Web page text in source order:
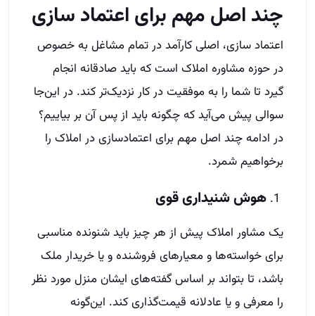
چند اصل مهم برای اعتماد سازی
اعتماد سازی، اصلی کارآمد در تمام مشاغل به خصوص
در حوزه مشاوره املاک است که باید صادقانه انجام
گیرد‌ تا شما را به موفقیت در کار نزدیک‌تر ‌کند. در این‌جا
سوالی پیش می‌آید که چگونه باید از پس آن بر بیاییم؟
در ادامه چند اصل مهم برای اعتمادسازی در املاک را
برخواهیم شمرد.
هوش‌ شنیداری قوی
یک مشاور املاک پیش از هر چیز باید شنونده‌ مناسبی
برای خواسته‌ها و معیارهای فروشنده و یا خریدار ملک
باشد، تا بتواند بر اساس گفته‌های ایشان منزل مورد نظر
را معرفی و یا عادلانه قیمت‌گذاری کند. این‌گونه